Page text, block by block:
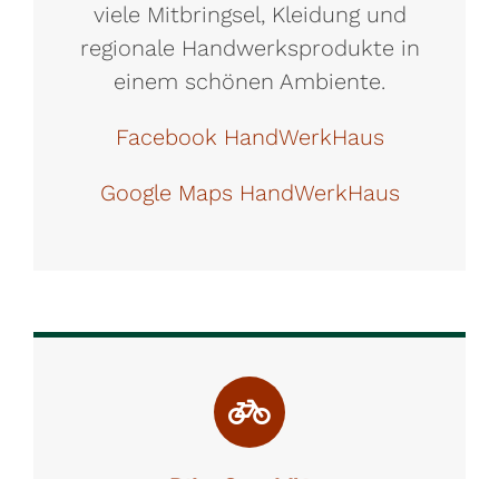
viele Mitbringsel, Kleidung und
regionale Handwerksprodukte in
einem schönen Ambiente.
Facebook HandWerkHaus
Google Maps HandWerkHaus